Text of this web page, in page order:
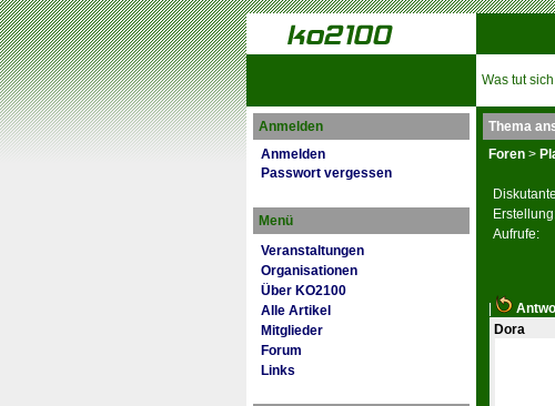
Was tut
Anmelden
Anmelden
Passwort vergessen
Menü
Veranstaltungen
Organisationen
Über KO2100
Alle Artikel
Mitglieder
Forum
Links
Thema
Foren >
Aufrufe:
Dora